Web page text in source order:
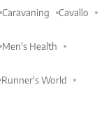
Caravaning Cavallo
Men's Health
Runner's World